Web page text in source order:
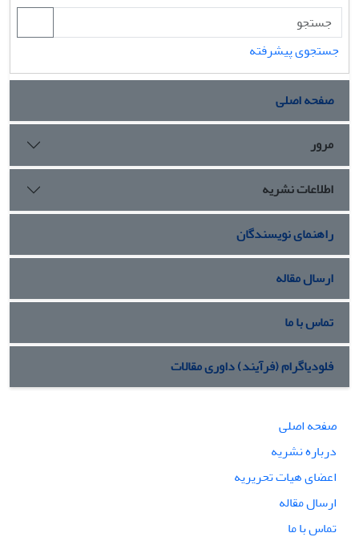
جستجوی پیشرفته
صفحه اصلی
مرور
اطلاعات نشریه
راهنمای نویسندگان
ارسال مقاله
تماس با ما
فلودیاگرام (فرآیند) داوری مقالات
صفحه اصلی
درباره نشریه
اعضای هیات تحریریه
ارسال مقاله
تماس با ما